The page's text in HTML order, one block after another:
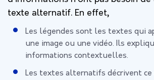
texte alternatif. En effet,
Les légendes sont les textes qui
une image ou une vidéo. Ils
informations contextuelles.
Les textes alternatifs décrivent ce